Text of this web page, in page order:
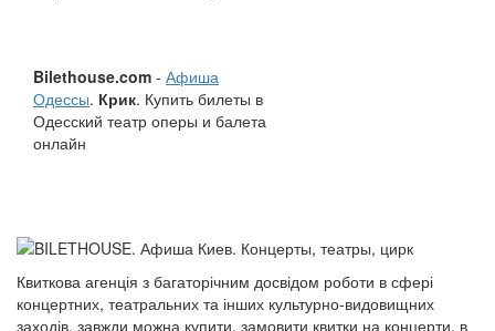
Bilethouse.com - Афиша
Одессы. Крик. Купить билеты в
Одесский театр оперы и балета
онлайн
Квиткова агенція з багаторічним досвідом роботи в сфері
концертних, театральних та інших культурно-видовищних
заходів. завжди можна купити, замовити квитки на концерти, в